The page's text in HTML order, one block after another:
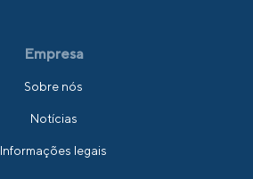
Empresa
Sobre nós
Notícias
Informações legais